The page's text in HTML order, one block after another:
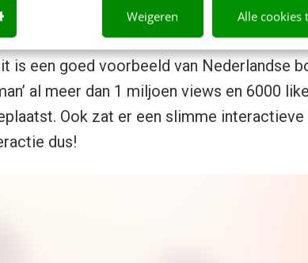
Weigeren Alle cookies
handig om te weten: YouTube’s
meer likes, reacties en dergelijke, hoe
is een goed voorbeeld van Nederlandse
al meer dan 1 miljoen views en 6000
Ook zat er een slimme interactieve
dus!